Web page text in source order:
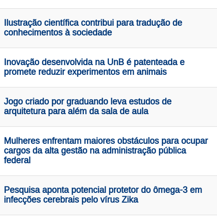
Ilustração científica contribui para tradução de
conhecimentos à sociedade
Inovação desenvolvida na UnB é patenteada e
promete reduzir experimentos em animais
Jogo criado por graduando leva estudos de
arquitetura para além da sala de aula
Mulheres enfrentam maiores obstáculos para ocupar
cargos da alta gestão na administração pública
federal
Pesquisa aponta potencial protetor do ômega-3 em
infecções cerebrais pelo vírus Zika